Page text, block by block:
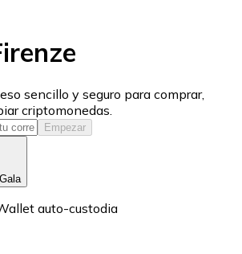
sencillo y seguro para comprar,
criptomonedas.
Empezar
auto-custodia